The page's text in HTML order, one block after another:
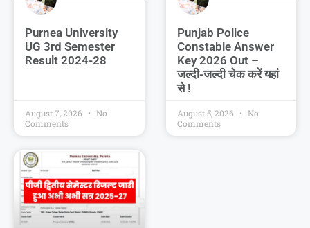
Purnea University
UG 3rd Semester
Result 2024-28
August 7, 2026
No
Comments
Punjab Police
Constable Answer
Key 2026 Out –
जल्दी-जल्दी चेक करें यहां
से !
August 5, 2026
No
Comments